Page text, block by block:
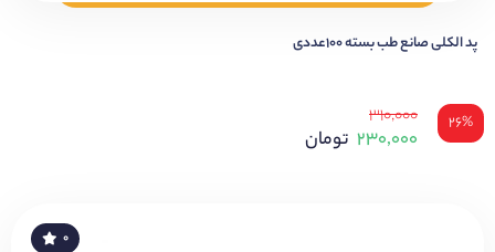
پد الکلی صانع طب بسته ۱۰۰عددی
۲۶% ۳۱۰,۰۰۰
۲۳۰,۰۰۰ تومان
۰